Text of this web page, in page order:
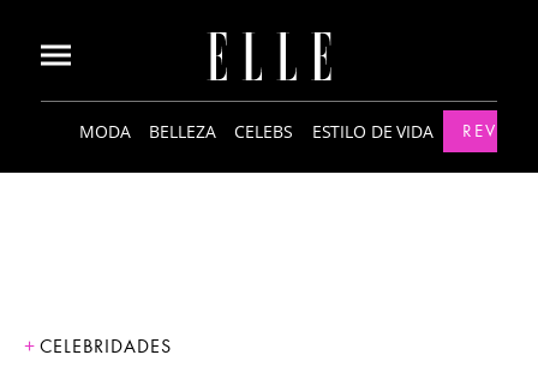
MODA BELLEZA CELEBS ESTILO DE VIDA
CELEBRIDADES